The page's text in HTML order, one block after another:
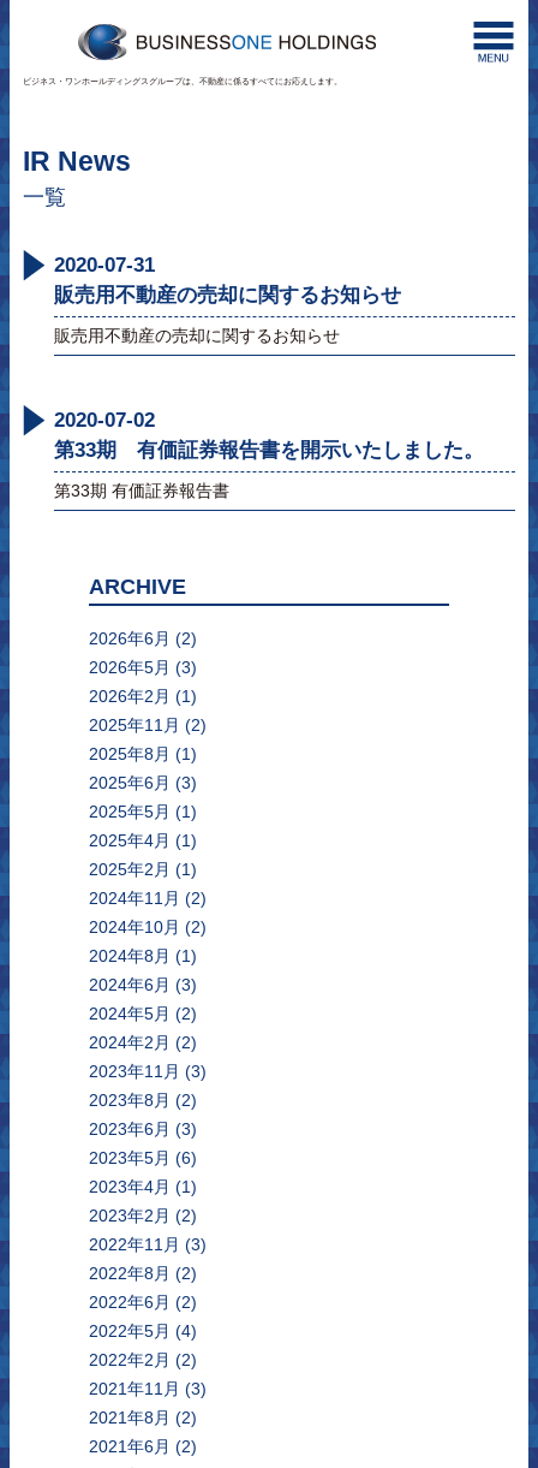
ビジネス・ワンホールディングスグループは、不動産に係るすべてにお応えします。
IR News
一覧
2020-07-31
販売用不動産の売却に関するお知らせ
販売用不動産の売却に関するお知らせ
2020-07-02
第33期 有価証券報告書を開示いたしました。
第33期 有価証券報告書
ARCHIVE
2026年6月 (2)
2026年5月 (3)
2026年2月 (1)
2025年11月 (2)
2025年8月 (1)
2025年6月 (3)
2025年5月 (1)
2025年4月 (1)
2025年2月 (1)
2024年11月 (2)
2024年10月 (2)
2024年8月 (1)
2024年6月 (3)
2024年5月 (2)
2024年2月 (2)
2023年11月 (3)
2023年8月 (2)
2023年6月 (3)
2023年5月 (6)
2023年4月 (1)
2023年2月 (2)
2022年11月 (3)
2022年8月 (2)
2022年6月 (2)
2022年5月 (4)
2022年2月 (2)
2021年11月 (3)
2021年8月 (2)
2021年6月 (2)